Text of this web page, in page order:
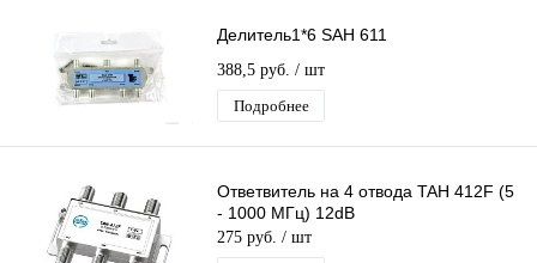
Делитель1*6 SAH 611
388,5 руб. / шт
Подробнее
Ответвитель на 4 отвода TAH 412F (5
- 1000 МГц) 12dB
275 руб. / шт